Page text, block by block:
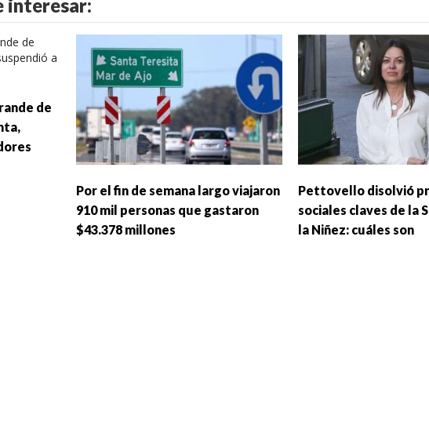
interesar:
de
Por el fin de semana largo viajaron
910 mil personas que gastaron
$43.378 millones
Pettovello disolvió
sociales claves de la
la Niñez: cuáles son